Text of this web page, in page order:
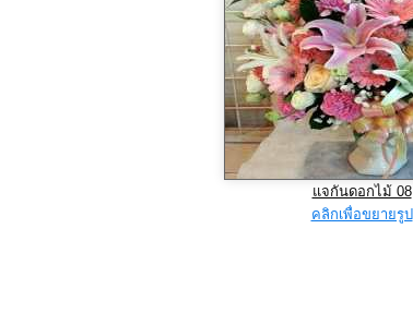
แจกันดอกไม้ 08
คลิกเพื่อขยายรูป